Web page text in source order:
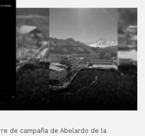
de campaña de Abelardo de la